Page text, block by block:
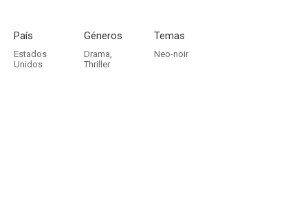
País
Estados
Unidos
Géneros
Drama,
Thriller
Temas
Neo-noir